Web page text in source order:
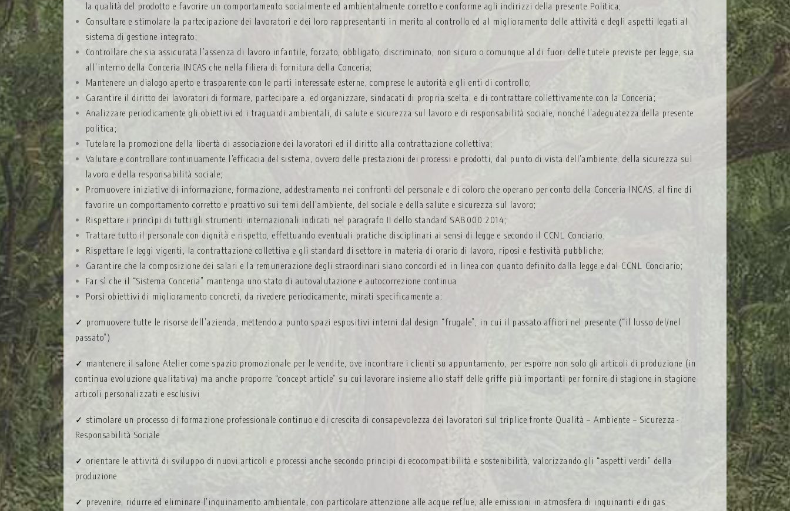
la qualità del prodotto e favorire un comportamento socialmente ed ambientalmente corretto e conforme agli indirizzi della presente Politica;
Consultare e stimolare la partecipazione dei lavoratori e dei loro rappresentanti in merito al controllo ed al miglioramento delle attività e degli aspetti legati al
sistema di gestione integrato;
Controllare che sia assicurata l’assenza di lavoro infantile, forzato, obbligato, discriminato, non sicuro o comunque al di fuori delle tutele previste per legge, sia
all’interno della Conceria INCAS che nella filiera di fornitura della Conceria;
Mantenere un dialogo aperto e trasparente con le parti interessate esterne, comprese le autorità e gli enti di controllo;
Garantire il diritto dei lavoratori di formare, partecipare a, ed organizzare, sindacati di propria scelta, e di contrattare collettivamente con la Conceria;
Analizzare periodicamente gli obiettivi ed i traguardi ambientali, di salute e sicurezza sul lavoro e di responsabilità sociale, nonché l’adeguatezza della presente
politica;
Tutelare la promozione della libertà di associazione dei lavoratori ed il diritto alla contrattazione collettiva;
Valutare e controllare continuamente l’efficacia del sistema, ovvero delle prestazioni dei processi e prodotti, dal punto di vista dell’ambiente, della sicurezza sul
lavoro e della responsabilità sociale;
Promuovere iniziative di informazione, formazione, addestramento nei confronti del personale e di coloro che operano per conto della Conceria INCAS, al fine di
favorire un comportamento corretto e proattivo sui temi dell’ambiente, del sociale e della salute e sicurezza sul lavoro;
Rispettare i princìpi di tutti gli strumenti internazionali indicati nel paragrafo II dello standard SA8000:2014;
Trattare tutto il personale con dignità e rispetto, effettuando eventuali pratiche disciplinari ai sensi di legge e secondo il CCNL Conciario;
Rispettare le leggi vigenti, la contrattazione collettiva e gli standard di settore in materia di orario di lavoro, riposi e festività pubbliche;
Garantire che la composizione dei salari e la remunerazione degli straordinari siano concordi ed in linea con quanto definito dalla legge e dal CCNL Conciario;
Far sì che il “Sistema Conceria” mantenga uno stato di autovalutazione e autocorrezione continua
Porsi obiettivi di miglioramento concreti, da rivedere periodicamente, mirati specificamente a:
✓ promuovere tutte le risorse dell’azienda, mettendo a punto spazi espositivi interni dal design “frugale”, in cui il passato affiori nel presente (“il lusso del/nel
passato”)
✓ mantenere il salone Atelier come spazio promozionale per le vendite, ove incontrare i clienti su appuntamento, per esporre non solo gli articoli di produzione (in
continua evoluzione qualitativa) ma anche proporre “concept article” su cui lavorare insieme allo staff delle griffe più importanti per fornire di stagione in stagione
articoli personalizzati e esclusivi
✓ stimolare un processo di formazione professionale continuo e di crescita di consapevolezza dei lavoratori sul triplice fronte Qualità – Ambiente – Sicurezza-
Responsabilità Sociale
✓ orientare le attività di sviluppo di nuovi articoli e processi anche secondo principi di ecocompatibilità e sostenibilità, valorizzando gli “aspetti verdi” della
produzione
✓ prevenire, ridurre ed eliminare l’inquinamento ambientale, con particolare attenzione alle acque reflue, alle emissioni in atmosfera di inquinanti e di gas